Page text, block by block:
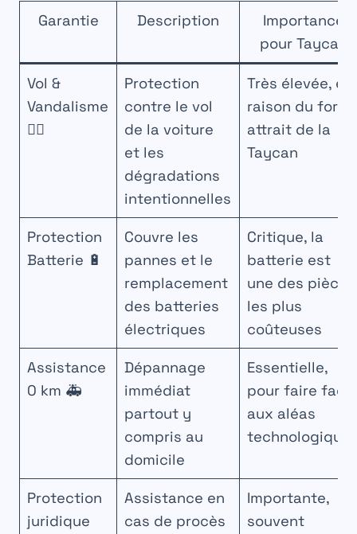
Garantie Description
Importance
pour Taycan
Vol &
Vandalisme
🕵️‍♂️
Protection
contre le vol
de la voiture
et les
dégradations
intentionnelles
Très élevée, en
raison du fort
attrait de la
Taycan
Protection
Batterie 🔋
Couvre les
pannes et le
remplacement
des batteries
électriques
Critique, la
batterie est
une des pièces
les plus
coûteuses
Assistance
0 km 🚑
Dépannage
immédiat
partout y
compris au
domicile
Essentielle,
pour faire face
aux aléas
Protection
juridique
Assistance en
cas de procès
Importante,
souvent